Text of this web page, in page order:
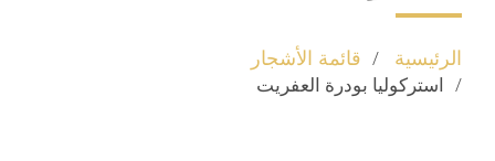
الرئيسية
قائمة الأشجار
استركوليا بودرة العفريت